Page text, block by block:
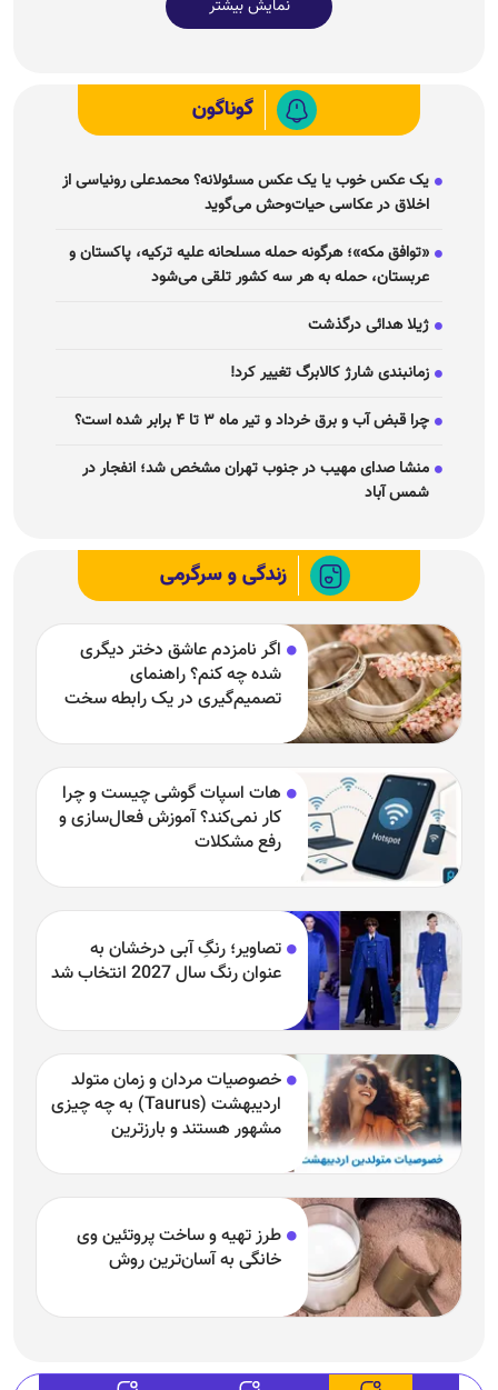
نمایش بیشتر
گوناگون
یک عکس خوب یا یک عکس مسئولانه؟ محمدعلی رونیاسی از
اخلاق در عکاسی حیات‌وحش می‌گوید
«توافق مکه»؛ هرگونه حمله مسلحانه علیه ترکیه، پاکستان و
عربستان، حمله به هر سه کشور تلقی می‌شود
ژیلا هدائی درگذشت
زمانبندی شارژ کالابرگ تغییر کرد!
چرا قبض آب و برق خرداد و تیر ماه ۳ تا ۴ برابر شده است؟
منشا صدای مهیب در جنوب تهران مشخص شد؛ انفجار در
شمس آباد
زندگی و سرگرمی
اگر نامزدم عاشق دختر دیگری
شده چه کنم؟ راهنمای
تصمیم‌گیری در یک رابطه سخت
هات اسپات گوشی چیست و چرا
کار نمی‌کند؟ آموزش فعال‌سازی و
رفع مشکلات
تصاویر؛ رنگِ آبی درخشان به
عنوان رنگ سال 2027 انتخاب شد
خصوصیات مردان و زمان متولد
اردیبهشت (Taurus) به چه چیزی
مشهور هستند و بارزترین
طرز تهیه و ساخت پروتئین وی
خانگی به آسان‌ترین روش